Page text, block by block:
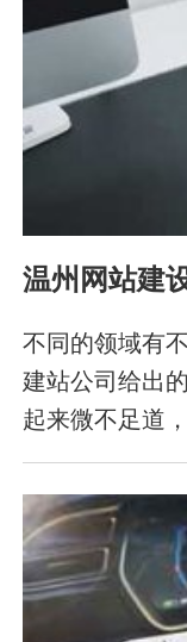
温州网站建
不同的领域有
建站公司给出
起来微不足道
面设计、网页
虑。